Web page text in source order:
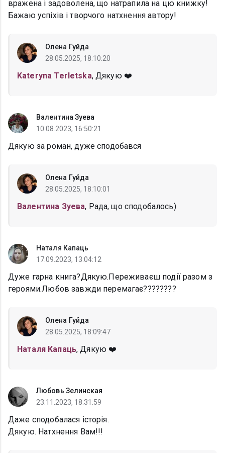
вражена і задоволена, що натрапила на цю книжку!
Бажаю успіхів і творчого натхнення автору!
Олена Гуйда
28.05.2025, 18:10:20
Kateryna Terletska, Дякую ❤️
Валентина Зуева
10.08.2023, 16:50:21
Дякую за роман, дуже сподобався
Олена Гуйда
28.05.2025, 18:10:01
Валентина Зуева, Рада, що сподобалось)
Наталя Капаць
17.09.2023, 13:04:12
Дуже гарна книга?Дякую.Переживаєш події разом з
героями.Любов завжди перемагає????????
Олена Гуйда
28.05.2025, 18:09:47
Наталя Капаць, Дякую ❤️
Любовь Зелинская
23.11.2023, 18:31:59
Даже сподобалася історія.
Дякую. Натхнення Вам!!!